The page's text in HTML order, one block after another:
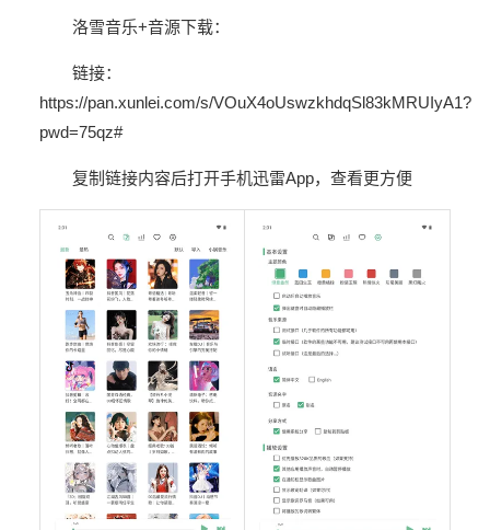
洛雪音乐+音源下载：
链接：
https://pan.xunlei.com/s/VOuX4oUswzkhdqSl83kMRUIyA1?
pwd=75qz#
复制链接内容后打开手机迅雷App，查看更方便